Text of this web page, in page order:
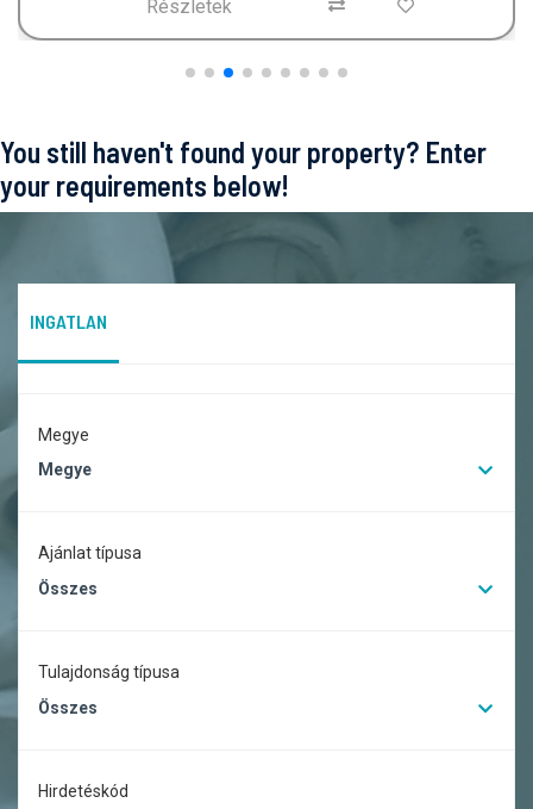
Részletek
You still haven't found your property? Enter
your requirements below!
INGATLAN
Megye
Megye
Ajánlat típusa
Összes
Tulajdonság típusa
Összes
Hirdetéskód